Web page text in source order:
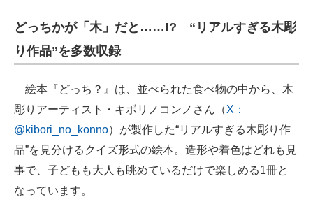
どっちかが「木」だと……!? “リアルすぎる木彫
り作品”を多数収録
絵本『どっち？』は、並べられた食べ物の中から、木
彫りアーティスト・キボリノコンノさん（X：
@kibori_no_konno）が製作した“リアルすぎる木彫り作
品”を見分けるクイズ形式の絵本。造形や着色はどれも見
事で、子どもも大人も眺めているだけで楽しめる1冊と
なっています。